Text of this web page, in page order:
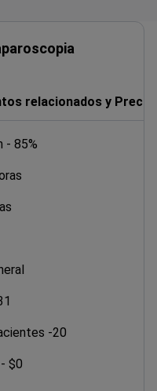
relacionados y
- 85%
-20
$0